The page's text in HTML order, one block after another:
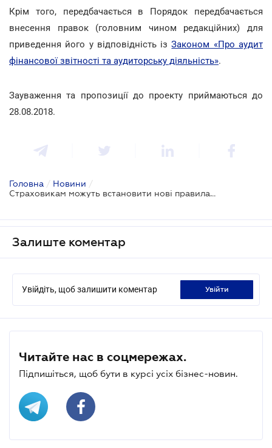
Крім того, передбачається в Порядок передбачається
внесення правок (головним чином редакційних) для
приведення його у відповідність ізЗаконом «Про аудит
фінансової звітності та аудиторську діяльність».
Зауваження та пропозиції до проекту приймаються до
28.08.2018.
Головна / Новини /
Страховикам можуть встановити нові правила подання звітності
Залиште коментар
Увійдіть, щоб залишити коментар увійти
Читайте нас в соцмережах.
Підпишіться, щоб бути в курсі усіх бізнес-новин.